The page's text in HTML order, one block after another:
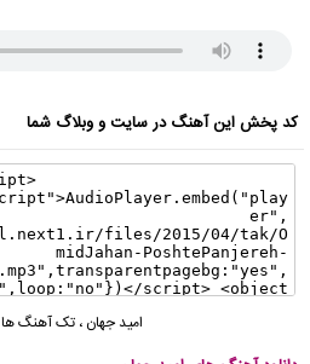
کد پخش این آهنگ در سایت و وبلاگ شما
امید جهان ، تک آهنگ ها